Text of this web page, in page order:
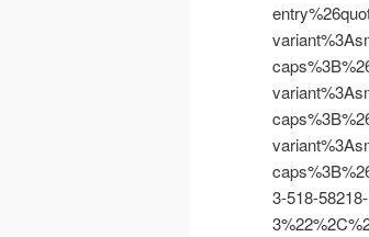
3-518-58218-